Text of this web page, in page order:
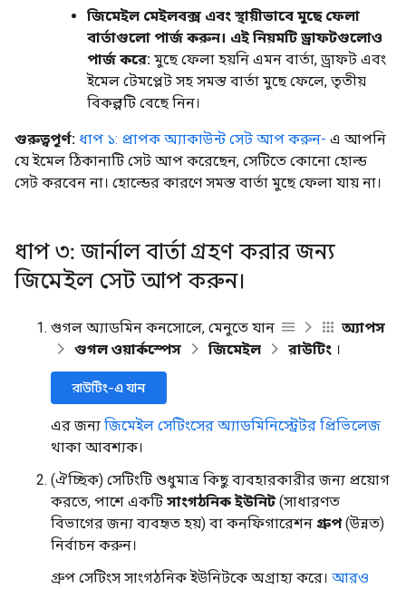
জিমেইল মেইলবক্স এবং স্থায়ীভাবে মুছে ফেলা
বার্তাগুলো পার্জ করুন। এই নিয়মটি ড্রাফটগুলোও
পার্জ করে: মুছে ফেলা হয়নি এমন বার্তা, ড্রাফট এবং
ইমেল টেমপ্লেট সহ সমস্ত বার্তা মুছে ফেলে, তৃতীয়
বিকল্পটি বেছে নিন।
গুরুত্বপূর্ণ: ধাপ ১: প্রাপক অ্যাকাউন্ট সেট আপ করুন- এ আপনি
যে ইমেল ঠিকানাটি সেট আপ করেছেন, সেটিতে কোনো হোল্ড
সেট করবেন না। হোল্ডের কারণে সমস্ত বার্তা মুছে ফেলা যায় না।
ধাপ ৩: জার্নাল বার্তা গ্রহণ করার জন্য
জিমেইল সেট আপ করুন।
গুগল অ্যাডমিন কনসোলে, মেনুতে যান
অ্যাপস
গুগল ওয়ার্কস্পেস
জিমেইল রাউটিং ।
রাউটিং-এ যান
এর জন্য জিমেইল সেটিংসের অ্যাডমিনিস্ট্রেটর প্রিভিলেজ
থাকা আবশ্যক।
(ঐচ্ছিক) সেটিংটি শুধুমাত্র কিছু ব্যবহারকারীর জন্য প্রয়োগ
করতে, পাশে একটি সাংগঠনিক ইউনিট(সাধারণত
বিভাগের জন্য ব্যবহৃত হয়) বা কনফিগারেশন গ্রুপ(উন্নত)
নির্বাচন করুন।
গ্রুপ সেটিংস সাংগঠনিক ইউনিটকে অগ্রাহ্য করে। আরও